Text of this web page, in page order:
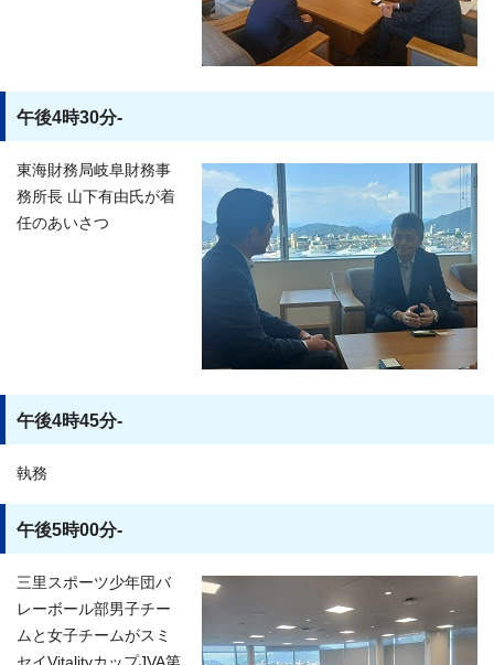
午後4時30分-
東海財務局岐阜財務事
務所長 山下有由氏が着
任のあいさつ
午後4時45分-
執務
午後5時00分-
三里スポーツ少年団バ
レーボール部男子チー
ムと女子チームがスミ